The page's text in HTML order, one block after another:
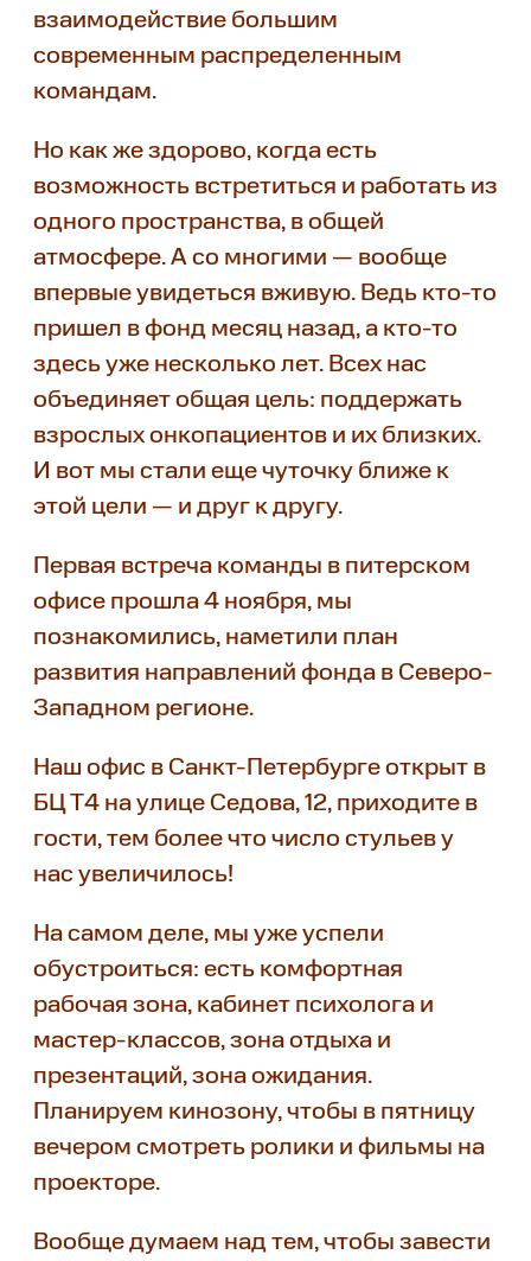
взаимодействие большим
современным распределенным
командам.
Но как же здорово, когда есть
возможность встретиться и работать из
одного пространства, в общей
атмосфере. А со многими — вообще
впервые увидеться вживую. Ведь кто-то
пришел в фонд месяц назад, а кто-то
здесь уже несколько лет. Всех нас
объединяет общая цель: поддержать
взрослых онкопациентов и их близких.
И вот мы стали еще чуточку ближе к
этой цели — и друг к другу.
Первая встреча команды в питерском
офисе прошла 4 ноября, мы
познакомились, наметили план
развития направлений фонда в Северо-
Западном регионе.
Наш офис в Санкт-Петербурге открыт в
БЦ Т4 на улице Седова, 12, приходите в
гости, тем более что число стульев у
нас увеличилось!
На самом деле, мы уже успели
обустроиться: есть комфортная
рабочая зона, кабинет психолога и
мастер-классов, зона отдыха и
презентаций, зона ожидания.
Планируем кинозону, чтобы в пятницу
вечером смотреть ролики и фильмы на
проекторе.
Вообще думаем над тем, чтобы завести